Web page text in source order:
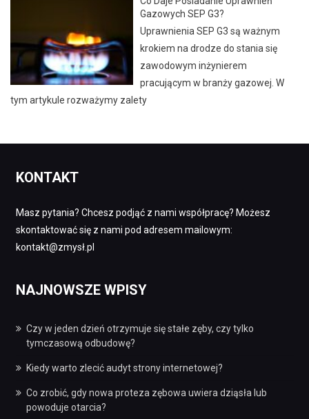
Gazowych SEP G3?
Uprawnienia SEP G3 są ważnym
krokiem na drodze do stania się
zawodowym inżynierem
pracującym w branży gazowej. W
tym artykule rozważymy zalety
KONTAKT
Masz pytania? Chcesz podjąć z nami współpracę? Możesz
skontaktować się z nami pod adresem mailowym:
kontakt@zmysł.pl
NAJNOWSZE WPISY
Czy w jeden dzień otrzymuje się stałe zęby, czy tylko
tymczasową odbudowę?
Kiedy warto zlecić audyt strony internetowej?
Co zrobić, gdy nowa proteza zębowa uwiera dziąsła lub
powoduje otarcia?